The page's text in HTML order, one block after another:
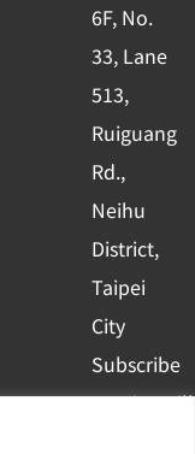
q
u
a
r
e
6F, No.
33, Lane
513,
Ruiguang
Rd.,
Neihu
District,
Taipei
City
Subscribe
to WingWill